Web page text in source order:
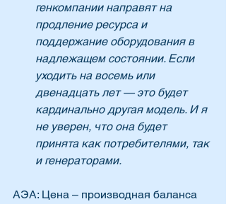
генкомпании направят на
продление ресурса и
поддержание оборудования в
надлежащем состоянии. Если
уходить на восемь или
двенадцать лет — это будет
кардинально другая модель. И я
не уверен, что она будет
принята как потребителями, так
и генераторами.
АЭА: Цена – производная баланса